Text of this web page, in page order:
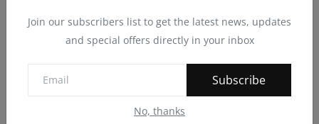
Join our subscribers list to get the latest news, updates
and special offers directly in your inbox
Subscribe
No, thanks
अधूरी सड़को के लिए दिया धरना तीसरे दिन समाप्त